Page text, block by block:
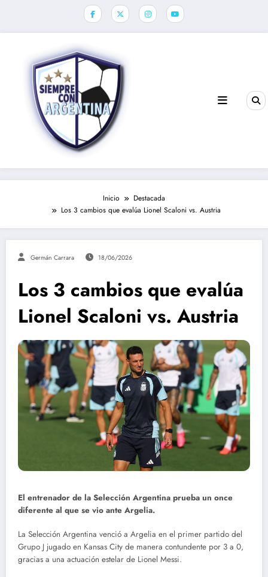
Inicio
Destacada
Los 3 cambios que evalúa Lionel Scaloni vs. Austria
Germán Carrara 18/06/2026
Los 3 cambios que evalúa
Lionel Scaloni vs. Austria
El entrenador de la Selección Argentina prueba un once
diferente al que se vio ante Argelia.
La Selección Argentina venció a Argelia en el primer partido del
Grupo J jugado en Kansas City de manera contundente por 3 a 0,
gracias a una actuación estelar de Lionel Messi.